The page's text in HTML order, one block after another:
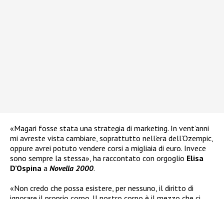
«Magari fosse stata una strategia di marketing. In vent’anni
mi avreste vista cambiare, soprattutto nell’era dell’Ozempic,
oppure avrei potuto vendere corsi a migliaia di euro. Invece
sono sempre la stessa», ha raccontato con orgoglio Elisa
D’Ospina a Novella 2000.
«Non credo che possa esistere, per nessuno, il diritto di